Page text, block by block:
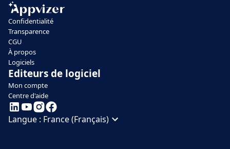
Confidentialité
Transparence
CGU
À propos
Logiciels
Editeurs de logiciel
Mon compte
Centre d'aide
Langue : France (Français)